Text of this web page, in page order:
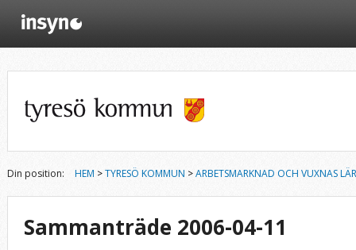
Din position: HEM >TYRESÖ KOMMUN >ARBETSMARKNAD OCH VUXNAS
Sammanträde 2006-04-11